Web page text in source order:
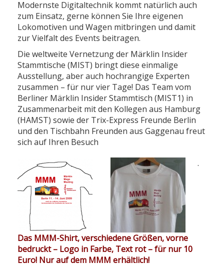
Modernste Digitaltechnik kommt natürlich auch
zum Einsatz, gerne können Sie Ihre eigenen
Lokomotiven und Wagen mitbringen und damit
zur Vielfalt des Events beitragen.
Die weltweite Vernetzung der Märklin Insider
Stammtische (MIST) bringt diese einmalige
Ausstellung, aber auch hochrangige Experten
zusammen – für nur vier Tage! Das Team vom
Berliner Märklin Insider Stammtisch (MIST1) in
Zusammenarbeit mit den Kollegen aus Hamburg
(HAMST) sowie der Trix-Express Freunde Berlin
und den Tischbahn Freunden aus Gaggenau freut
sich auf Ihren Besuch
.
Das MMM-Shirt, verschiedene Größen, vorne
bedruckt – Logo in Farbe, Text rot – für nur 10
Euro! Nur auf dem MMM erhältlich!